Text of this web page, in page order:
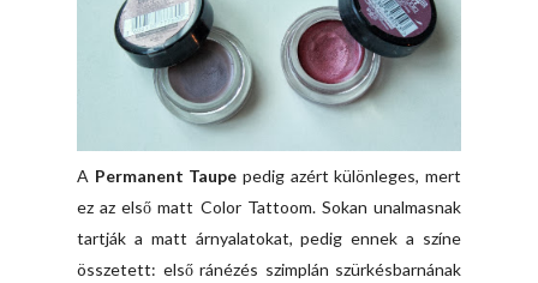
A Permanent Taupe pedig azért különleges, mert
ez az első matt Color Tattoom. Sokan unalmasnak
tartják a matt árnyalatokat, pedig ennek a színe
összetett: első ránézés szimplán szürkésbarnának